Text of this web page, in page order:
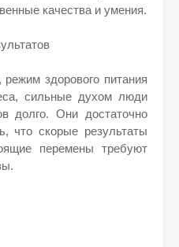
качества и умения.
здорового питания
сильные духом люди
долго. Они достаточно
что скорые результаты
перемены требуют